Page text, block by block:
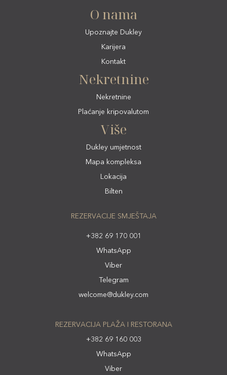
O nama
Upoznajte Dukley
Karijera
Kontakt
Nekretnine
Nekretnine
Plaćanje kripovalutom
Više
Dukley umjetnost
Mapa kompleksa
Lokacija
Bilten
REZERVACIJE SMJEŠTAJA
+382 69 170 001
WhatsApp
Viber
Telegram
welcome@dukley.com
REZERVACIJA PLAŽA I RESTORANA
+382 69 160 003
WhatsApp
Viber